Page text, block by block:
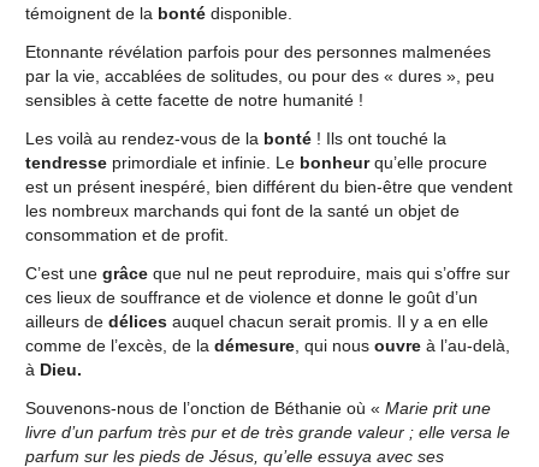
témoignent de la bontédisponible.
Etonnante révélation parfois pour des personnes malmenées
par la vie, accablées de solitudes, ou pour des « dures », peu
sensibles à cette facette de notre humanité !
Les voilà au rendez-vous de la bonté! Ils ont touché la
tendresseprimordiale et infinie. Le bonheurqu’elle procure
est un présent inespéré, bien différent du bien‑être que vendent
les nombreux marchands qui font de la santé un objet de
consommation et de profit.
C’est une grâce que nul ne peut reproduire, mais qui s’offre sur
ces lieux de souffrance et de violence et donne le goût d’un
ailleurs de délicesauquel chacun serait promis. Il y a en elle
comme de l’excès, de la démesure, qui nous ouvreà l’au-delà,
à Dieu.
Souvenons-nous de l’onction de Béthanie où « Marie prit une
livre d’un parfum très pur et de très grande valeur ; elle versa le
parfum sur les pieds de Jésus, qu’elle essuya avec ses